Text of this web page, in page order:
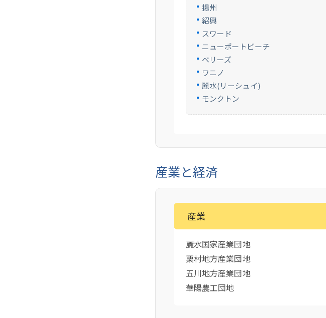
揚州
紹興
スワード
ニューポートビーチ
ベリーズ
ワニノ
麗水(リーシュイ)
モンクトン
産業と経済
産業
麗水国家産業団地
栗村地方産業団地
五川地方産業団地
華陽農工団地